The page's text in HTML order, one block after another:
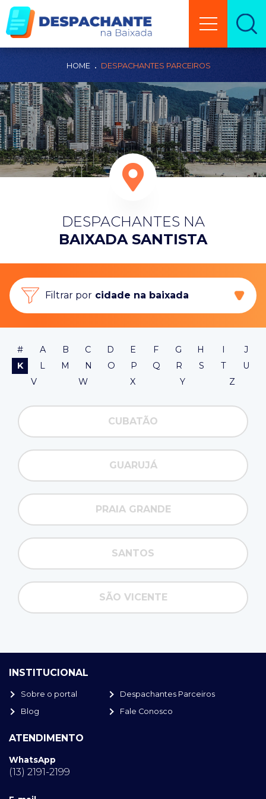
HOME DESPACHANTES PARCEIROS
DESPACHANTES NA
BAIXADA SANTISTA
Filtrar por cidade na baixada
# A B C D E F G H I
J
K
L M N O P Q R S T
U
V
W X Y Z
CUBATÃO
GUARUJÁ
PRAIA GRANDE
SANTOS
SÃO VICENTE
INSTITUCIONAL
Sobre o portal
Despachantes Parceiros
Blog
Fale Conosco
ATENDIMENTO
WhatsApp
(13) 2191-2199